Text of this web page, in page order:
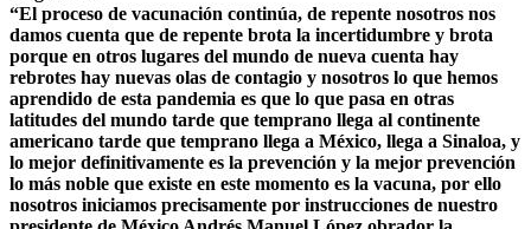
“El proceso de vacunación continúa, de repente nosotros nos
damos cuenta que de repente brota la incertidumbre y brota
porque en otros lugares del mundo de nueva cuenta hay
rebrotes hay nuevas olas de contagio y nosotros lo que hemos
aprendido de esta pandemia es que lo que pasa en otras
latitudes del mundo tarde que temprano llega al continente
americano tarde que temprano llega a México, llega a Sinaloa, y
lo mejor definitivamente es la prevención y la mejor prevención
lo más noble que existe en este momento es la vacuna, por ello
nosotros iniciamos precisamente por instrucciones de nuestro